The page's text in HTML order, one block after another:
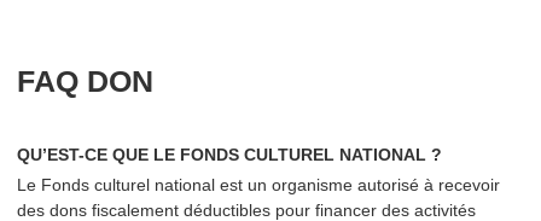
FAQ DON
QU’EST-CE QUE LE FONDS CULTUREL NATIONAL ?
Le Fonds culturel national est un organisme autorisé à recevoir
des dons fiscalement déductibles pour financer des activités